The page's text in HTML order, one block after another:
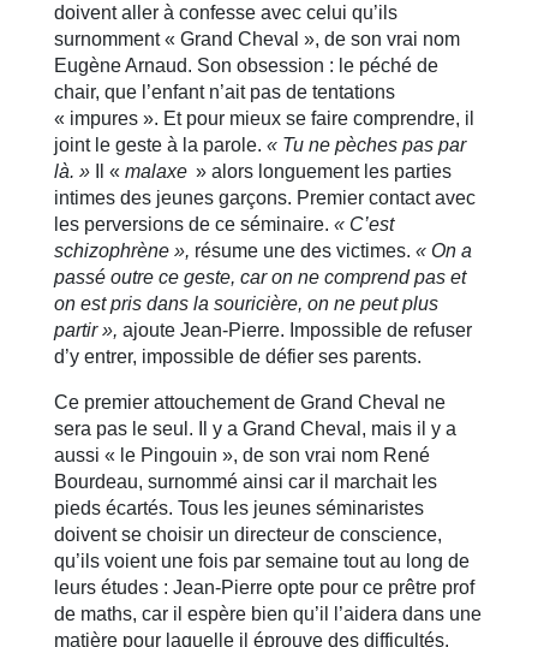
doivent aller à confesse avec celui qu’ils
surnomment « Grand Cheval », de son vrai nom
Eugène Arnaud. Son obsession : le péché de
chair, que l’enfant n’ait pas de tentations
« impures ». Et pour mieux se faire comprendre, il
joint le geste à la parole. « Tu ne pèches pas par
là. »Il « malaxe » alors longuement les parties
intimes des jeunes garçons. Premier contact avec
les perversions de ce séminaire. « C’est
schizophrène », résume une des victimes. « On a
passé outre ce geste, car on ne comprend pas et
on est pris dans la souricière, on ne peut plus
partir », ajoute Jean-Pierre. Impossible de refuser
d’y entrer, impossible de défier ses parents.
Ce premier attouchement de Grand Cheval ne
sera pas le seul. Il y a Grand Cheval, mais il y a
aussi « le Pingouin », de son vrai nom René
Bourdeau, surnommé ainsi car il marchait les
pieds écartés. Tous les jeunes séminaristes
doivent se choisir un directeur de conscience,
qu’ils voient une fois par semaine tout au long de
leurs études : Jean-Pierre opte pour ce prêtre prof
de maths, car il espère bien qu’il l’aidera dans une
matière pour laquelle il éprouve des difficultés.